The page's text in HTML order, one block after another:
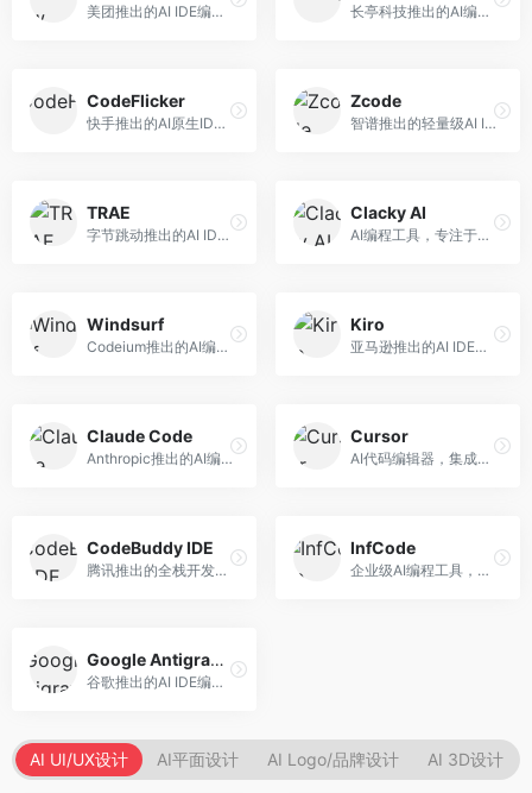
美团推出的AI IDE编程工具，专注于本地开发生态。面向开发者，提供智能代码补全、代码生成、项目管理等服务，本地开发体验好。 长亭科技推出的AI编程助手，专注于安全开发。面向开发者，提供代码生成、安全检测、漏洞修复等服务，安全开发能力强。
CodeFlicker
快手推出的AI原生IDE，专注于短视频相关开发。面向快手生态开发者，提供代码生成、调试辅助等服务，与快手开发生态深度整合。
Zcode
智谱推出的轻量级AI IDE，基于GLM模型。面向开发者，提供智能代码补全、代码生成、错误检测等服务，中文编程支持好。
TRAE
字节跳动推出的AI IDE编程工具，深度集成大模型能力。面向开发者，提供智能代码补全、代码解释、重构优化等服务，编程效率显著提升。
Clacky AI
AI编程工具，专注于代码智能生成与优化。面向开发者，提供代码生成、代码重构、错误修复等服务，编程效率高。
Windsurf
Codeium推出的AI编程工具，专注于代码智能辅助。面向开发者，提供代码补全、代码生成、代码解释等服务，多语言支持完善。
Kiro
亚马逊推出的AI IDE，深度整合AWS云服务。面向AWS开发者，提供代码生成、云服务集成、部署自动化等服务，与AWS生态无缝衔接。
Claude Code
Anthropic推出的AI编程工具，基于Claude模型。面向开发者，提供代码生成、代码审查、调试辅助等服务，代码质量高，推理能力强。
Cursor
AI代码编辑器，集成GPT-4模型，专注于智能编程辅助。面向开发者，提供代码生成、代码解释、错误修复等服务，编程体验流畅，开发效率高。
CodeBuddy IDE
腾讯推出的全栈开发AI IDE，整合腾讯云服务。面向开发者，提供代码生成、调试辅助、部署服务等功能，与腾讯云生态深度整合。
InfCode
企业级AI编程工具，专注于团队协作开发。面向企业开发团队，提供代码生成、代码审查、团队协作等服务，企业级功能完善。
Google Antigravity
谷歌推出的AI IDE编程智能体，整合Google Cloud服务。面向谷歌生态开发者，提供智能编程辅助、云服务集成等功能。
AI UI/UX设计 AI平面设计 AI Logo/品牌设计 AI 3D设计